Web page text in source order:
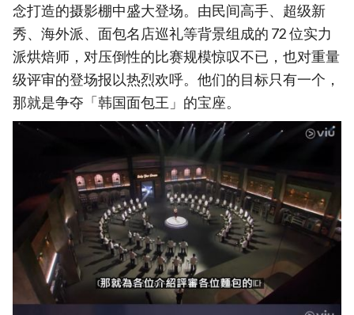
念打造的摄影棚中盛大登场。由民间高手、超级新
秀、海外派、面包名店巡礼等背景组成的 72 位实力
派烘焙师，对压倒性的比赛规模惊叹不已，也对重量
级评审的登场报以热烈欢呼。他们的目标只有一个，
那就是争夺「韩国面包王」的宝座。